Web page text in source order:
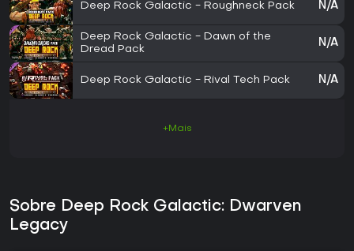
Deep Rock Galactic - Roughneck Pack N/A
Deep Rock Galactic - Dawn of the
Dread Pack
N/A
Deep Rock Galactic - Rival Tech Pack N/A
+Mais
Sobre Deep Rock Galactic: Dwarven
Legacy